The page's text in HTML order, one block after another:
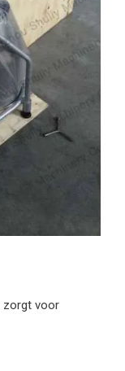
zorgt voor